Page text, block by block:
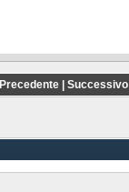
Precedente Successivo